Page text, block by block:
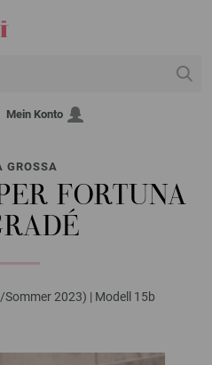
Mein Konto
GROSSA
FORTUNA
2023) | Modell 15b